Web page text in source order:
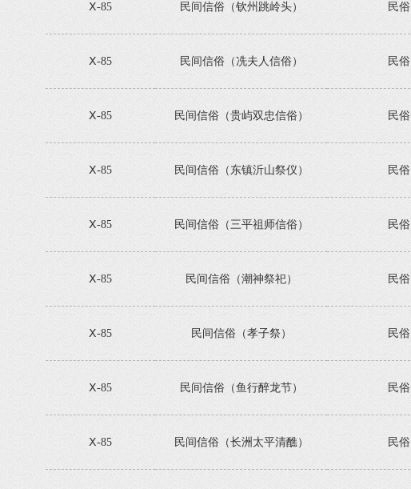
Ⅹ-85 民间信俗（钦州跳岭头） 民俗
Ⅹ-85 民间信俗（冼夫人信俗） 民俗
Ⅹ-85 民间信俗（贵屿双忠信俗） 民俗
Ⅹ-85 民间信俗（东镇沂山祭仪） 民俗
Ⅹ-85 民间信俗（三平祖师信俗） 民俗
Ⅹ-85 民间信俗（潮神祭祀） 民俗
Ⅹ-85 民间信俗（孝子祭） 民俗
Ⅹ-85 民间信俗（鱼行醉龙节） 民俗
Ⅹ-85 民间信俗（长洲太平清醮） 民俗